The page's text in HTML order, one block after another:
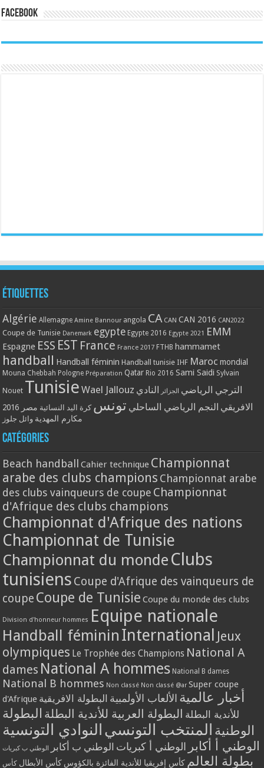
Facebook
Étiquettes
Algérie Allemagne Amine Bannour angola CA CAN CAN 2016 CAN2022
Coupe de Tunisie Danemark egypte Egypte 2016 Egypte 2021 EMM
Espagne ESS EST France France 2017 FTHB hammamet
handball Handball féminin Handball tunisie IHF Maroc mondial
Mouna Chebbah Pologne Préparation Qatar Rio 2016 Sami Saidi Sylvain
Nouet Tunisie Wael Jallouz الترجي الرياضي الجزائر النادي
الافريقي النجم الرياضي الساحلي تونس كرة اليد النسائية مصر 2016
مكارم المهدية وائل جلوز
Catégories
Beach handball Cahier technique Championnat
arabe des clubs champions Championnat arabe
des clubs vainqueurs de coupe Championnat
d'Afrique des clubs champions
Championnat d'Afrique des nations
Championnat de Tunisie
Championnat du monde Clubs
tunisiens Coupe d'Afrique des vainqueurs de
coupe Coupe de Tunisie Coupe du monde des clubs
Division d'honneur hommes Equipe nationale
Handball féminin International Jeux
olympiques Le Trophée des Champions National A
dames National A hommes National B dames
National B hommes Non classé Non classé @ar Super coupe
d'Afrique
أخبار عالمية الألعاب الأولمبية البطولة الافريقية
للأندية البطلة البطولة العربية للأندية البطلة البطولة
الوطنية المنتخب التونسي النوادي التونسية
الوطني أ أكابر الوطني أ كبريات الوطني ب أكابر الوطني ب كبريات
بطولة العالم كأس إفريقيا للأندية الفائزة بالكؤوس كأس الأبطال كأس